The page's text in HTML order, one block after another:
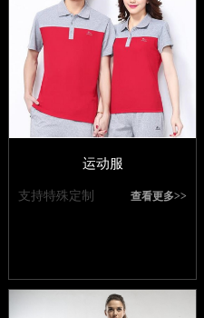
运动服
支持特殊定制 查看更多>>